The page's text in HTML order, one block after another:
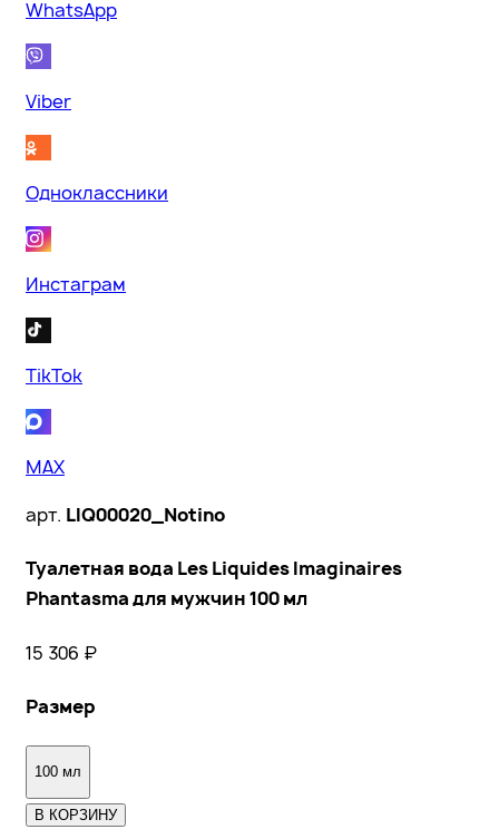
WhatsApp
Viber
Одноклассники
Инстаграм
TikTok
MAX
арт. LIQ00020_Notino
Туалетная вода Les Liquides Imaginaires
Phantasma для мужчин 100 мл
15 306 ₽
Размер
100 мл
В КОРЗИНУ